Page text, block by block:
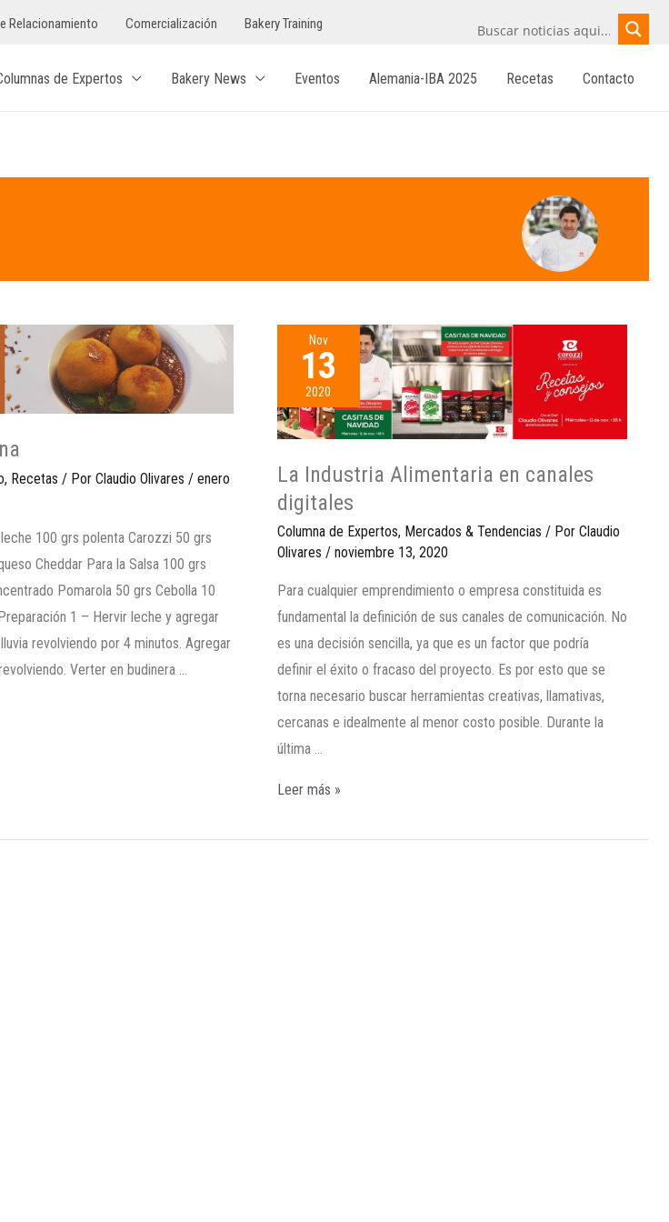
Relacionamiento Comercialización Bakery Training
de Expertos Bakery News Eventos Alemania-IBA 2025 Recetas Contacto
, Recetas / PorClaudio Olivares /enero
100 grs polenta Carozzi 50 grs
Cheddar Para la Salsa 100 grs
Pomarola 50 grs Cebolla 10
1 – Hervir leche y agregar
revolviendo por 4 minutos. Agregar
Verter en budinera …
Nov
13
2020
La Industria Alimentaria en canales
digitales
Columna de Expertos, Mercados & Tendencias / Por Claudio
Olivares / noviembre 13, 2020
Para cualquier emprendimiento o empresa constituida es
fundamental la definición de sus canales de comunicación. No
es una decisión sencilla, ya que es un factor que podría
definir el éxito o fracaso del proyecto. Es por esto que se
torna necesario buscar herramientas creativas, llamativas,
cercanas e idealmente al menor costo posible. Durante la
última …
Leer más »